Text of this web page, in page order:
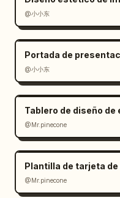
        "role": "nota de moda",
        "text": "Camiseta blanca + Viento =
      },
      {
dentro de un
de globo de texto",
        "role": "ecuación en inglés y cita
final",
        "text": "K = (Smile + Smartness +
Freshness) ×
llenas de energía",
@小小东
@小小东
Tablero de diseño de
@Mr.pinecone
@Mr.pinecone